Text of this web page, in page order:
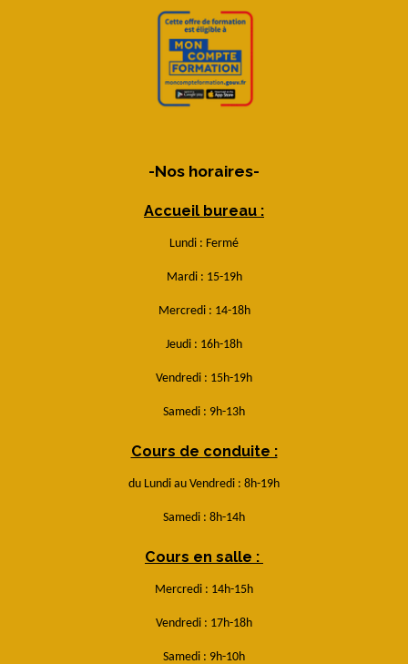
-Nos horaires-
Accueil bureau :
Lundi : Fermé
Mardi : 15-19h
Mercredi : 14-18h
Jeudi : 16h-18h
Vendredi : 15h-19h
Samedi : 9h-13h
Cours de conduite :
du Lundi au Vendredi : 8h-19h
Samedi : 8h-14h
Cours en salle :
Mercredi : 14h-15h
Vendredi : 17h-18h
Samedi : 9h-10h